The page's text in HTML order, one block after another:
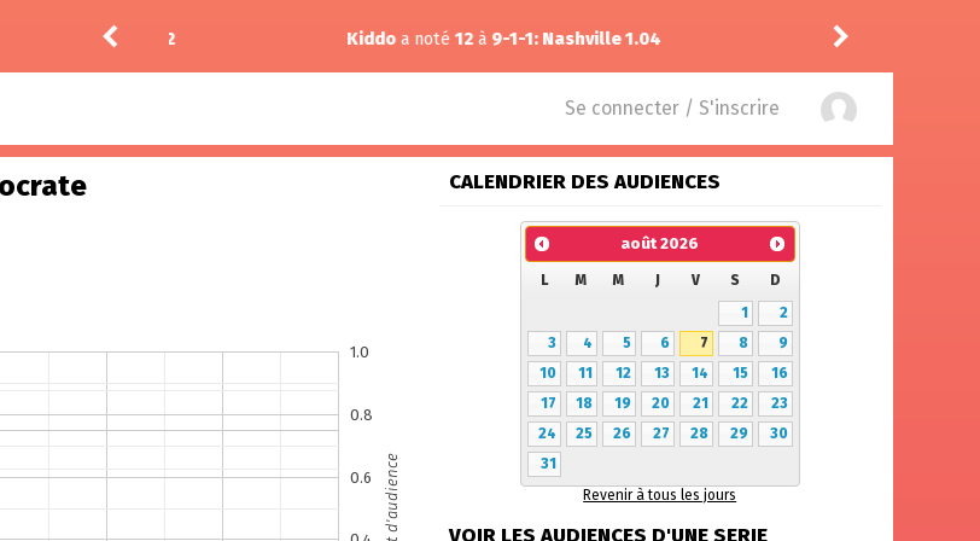
9-1-1: Nashville 1.04 a noté
Se connecter / S'inscrire
0.6
0.8
1.0
Part d'audience
CALENDRIER DES AUDIENCES
août 2026
L M M J V S
D
1
2
3
4 5 6 7 8
9
10
11 12 13 14 15
16
17
18 19 20 21 22
23
24
25 26 27 28 29
30
31
Revenir à tous les jours
VOIR LES AUDIENCES D'UNE SERIE